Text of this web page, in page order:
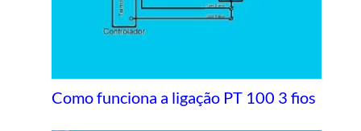
Como funciona a ligação PT 100 3 fios